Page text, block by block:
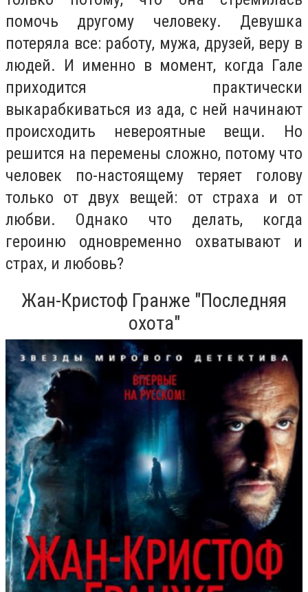
помочь другому человеку. Девушка
потеряла все: работу, мужа, друзей, веру в
людей. И именно в момент, когда Гале
приходится практически
выкарабкиваться из ада, с ней начинают
происходить невероятные вещи. Но
решится на перемены сложно, потому что
человек по-настоящему теряет голову
только от двух вещей: от страха и от
любви. Однако что делать, когда
героиню одновременно охватывают и
страх, и любовь?
Жан-Кристоф Гранже "Последняя
охота"